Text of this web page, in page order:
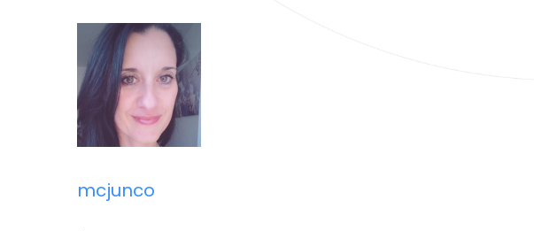
mcjunco